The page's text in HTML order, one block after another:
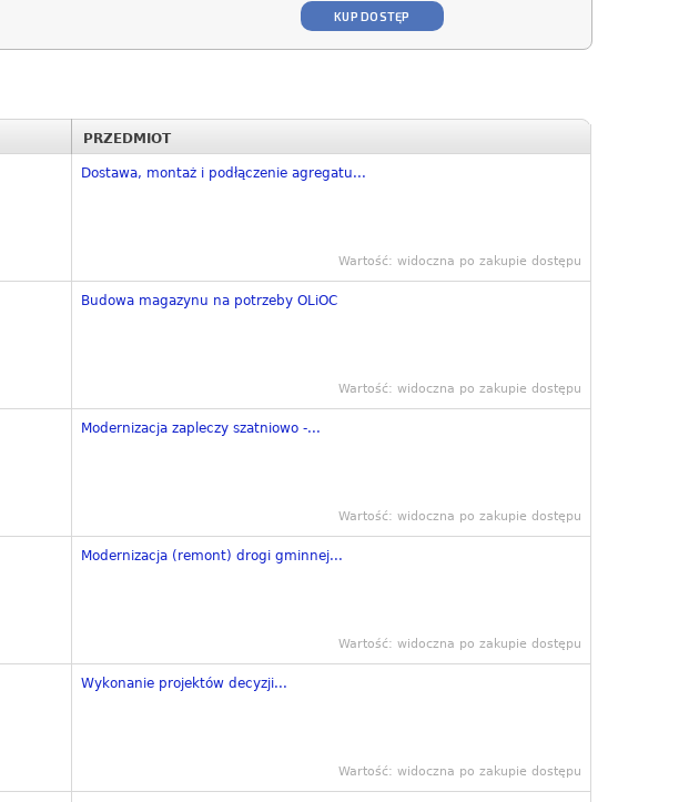
KUP DOSTĘP
PRZEDMIOT
Dostawa, montaż i podłączenie agregatu...
Wartość: widoczna po zakupie dostępu
Budowa magazynu na potrzeby OLiOC
Wartość: widoczna po zakupie dostępu
Modernizacja zapleczy szatniowo -...
Wartość: widoczna po zakupie dostępu
Modernizacja (remont) drogi gminnej...
Wartość: widoczna po zakupie dostępu
Wykonanie projektów decyzji...
Wartość: widoczna po zakupie dostępu